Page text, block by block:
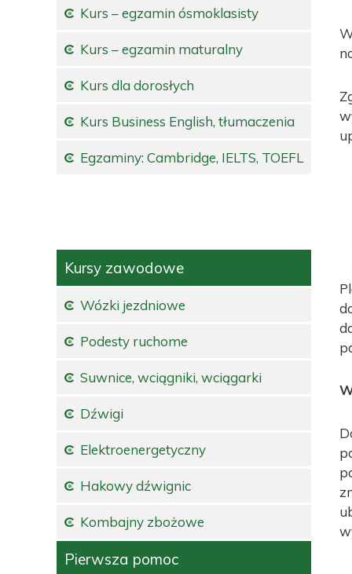
Kurs – egzamin ósmoklasisty
Kurs – egzamin maturalny
Kurs dla dorosłych
Kurs Business English, tłumaczenia
Egzaminy: Cambridge, IELTS, TOEFL
Kursy zawodowe
Wózki jezdniowe
Podesty ruchome
Suwnice, wciągniki, wciągarki
Dźwigi
Elektroenergetyczny
Hakowy dźwignic
Kombajny zbożowe
Pierwsza pomoc